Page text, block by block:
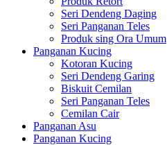
Seri Dendeng Daging
Seri Panganan Teles
Produk sing Ora Umum
Panganan Kucing
Kotoran Kucing
Seri Dendeng Garing
Biskuit Cemilan
Seri Panganan Teles
Cemilan Cair
Panganan Asu
Panganan Kucing